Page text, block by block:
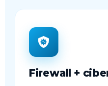
Firewall +